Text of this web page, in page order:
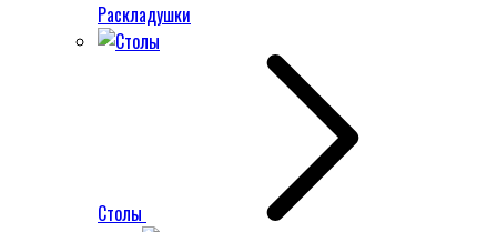
Раскладушки
Столы